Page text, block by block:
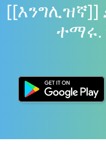
[[እንግሊዝኛ]]
ተማሩ.